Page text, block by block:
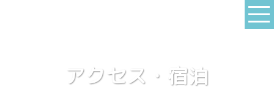
アクセス・宿泊